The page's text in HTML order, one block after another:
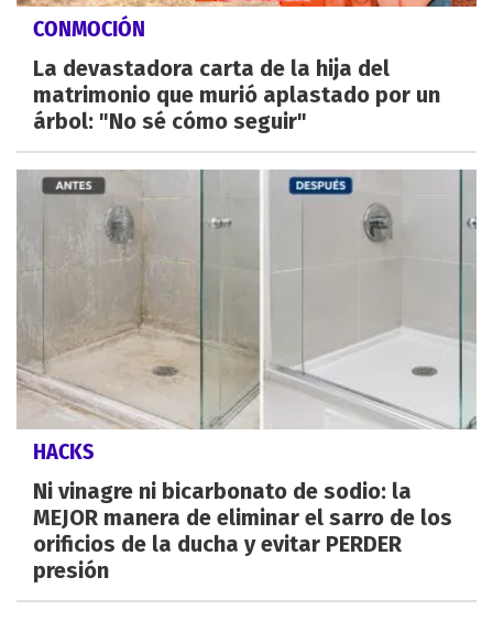
CONMOCIÓN
La devastadora carta de la hija del
matrimonio que murió aplastado por un
árbol: "No sé cómo seguir"
HACKS
Ni vinagre ni bicarbonato de sodio: la
MEJOR manera de eliminar el sarro de los
orificios de la ducha y evitar PERDER
presión